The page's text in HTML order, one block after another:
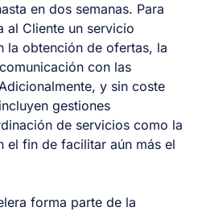
en dos semanas. Para
Cliente un servicio
la obtención de ofertas, la
con las
y sin coste
gestiones
de servicios como la
el fin de facilitar aún más el
forma parte de la